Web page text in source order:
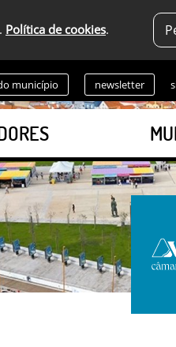
Política de cookies.
município newsletter